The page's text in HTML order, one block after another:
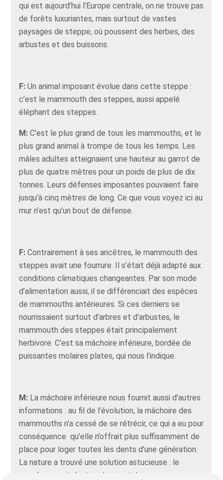
qui est aujourd’hui l’Europe centrale, on ne trouve pas
de forêts luxuriantes, mais surtout de vastes
paysages de steppe, où poussent des herbes, des
arbustes et des buissons.
F:Un animal imposant évolue dans cette steppe :
c’est le mammouth des steppes, aussi appelé
éléphant des steppes.
M:C’est le plus grand de tous les mammouths, et le
plus grand animal à trompe de tous les temps. Les
mâles adultes atteignaient une hauteur au garrot de
plus de quatre mètres pour un poids de plus de dix
tonnes. Leurs défenses imposantes pouvaient faire
jusqu’à cinq mètres de long. Ce que vous voyez ici au
mur n’est qu’un bout de défense.
F:Contrairement à ses ancêtres, le mammouth des
steppes avait une fourrure. Il s’était déjà adapté aux
conditions climatiques changeantes. Par son mode
d’alimentation aussi, il se différenciait des espèces
de mammouths antérieures. Si ces derniers se
nourrissaient surtout d’arbres et d’arbustes, le
mammouth des steppes était principalement
herbivore. C’est sa mâchoire inférieure, bordée de
puissantes molaires plates, qui nous l’indique.
M: La mâchoire inférieure nous fournit aussi d’autres
informations : au fil de l’évolution, la mâchoire des
mammouths n’a cessé de se rétrécir, ce qui a eu pour
conséquence qu’elle n’offrait plus suffisamment de
place pour loger toutes les dents d’une génération.
La nature a trouvé une solution astucieuse : le
remplacement dentaire horizontal.